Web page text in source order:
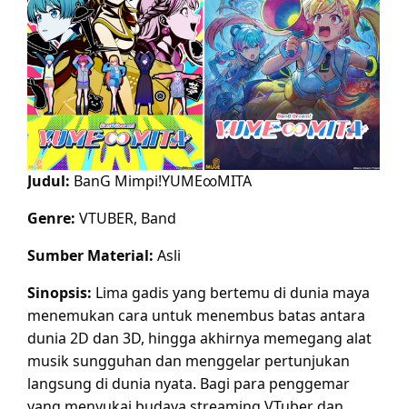
Judul: BanG Mimpi!YUME∞MITA
Genre: VTUBER, Band
Sumber Material: Asli
Sinopsis: Lima gadis yang bertemu di dunia maya
menemukan cara untuk menembus batas antara
dunia 2D dan 3D, hingga akhirnya memegang alat
musik sungguhan dan menggelar pertunjukan
langsung di dunia nyata. Bagi para penggemar